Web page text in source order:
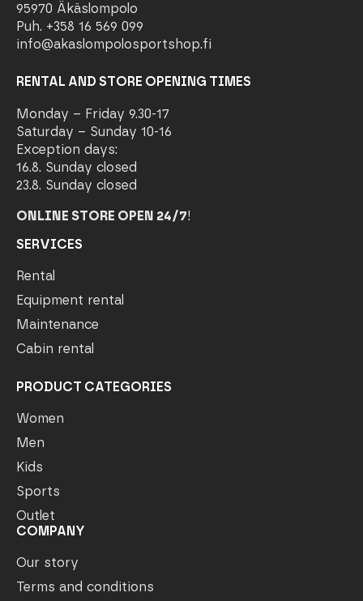
95970 Äkäslompolo
Puh. +358 16 569 099
info@akaslompolosportshop.fi
RENTAL AND STORE OPENING TIMES
Monday – Friday 9.30-17
Saturday – Sunday 10-16
Exception days:
16.8. Sunday closed
23.8. Sunday closed
ONLINE STORE OPEN 24/7!
SERVICES
Rental
Equipment rental
Maintenance
Cabin rental
PRODUCT CATEGORIES
Women
Men
Kids
Sports
Outlet
COMPANY
Our story
Terms and conditions